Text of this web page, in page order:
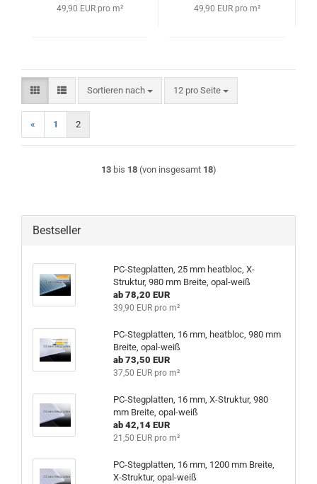
49,90 EUR pro m² 49,90 EUR pro m²
Sortieren nach
Sortieren nach 12 pro Seite
pro Seite
« 1 2
13bis 18(von insgesamt 18)
Bestseller
PC-Stegplatten, 25 mm heatbloc, X-
Struktur, 980 mm Breite, opal-weiß
ab 78,20 EUR
39,90 EUR pro m²
PC-Stegplatten, 16 mm, heatbloc, 980 mm
Breite, opal-weiß
ab 73,50 EUR
37,50 EUR pro m²
PC-Stegplatten, 16 mm, X-Struktur, 980
mm Breite, opal-weiß
ab 42,14 EUR
21,50 EUR pro m²
PC-Stegplatten, 16 mm, 1200 mm Breite,
X-Struktur, opal-weiß